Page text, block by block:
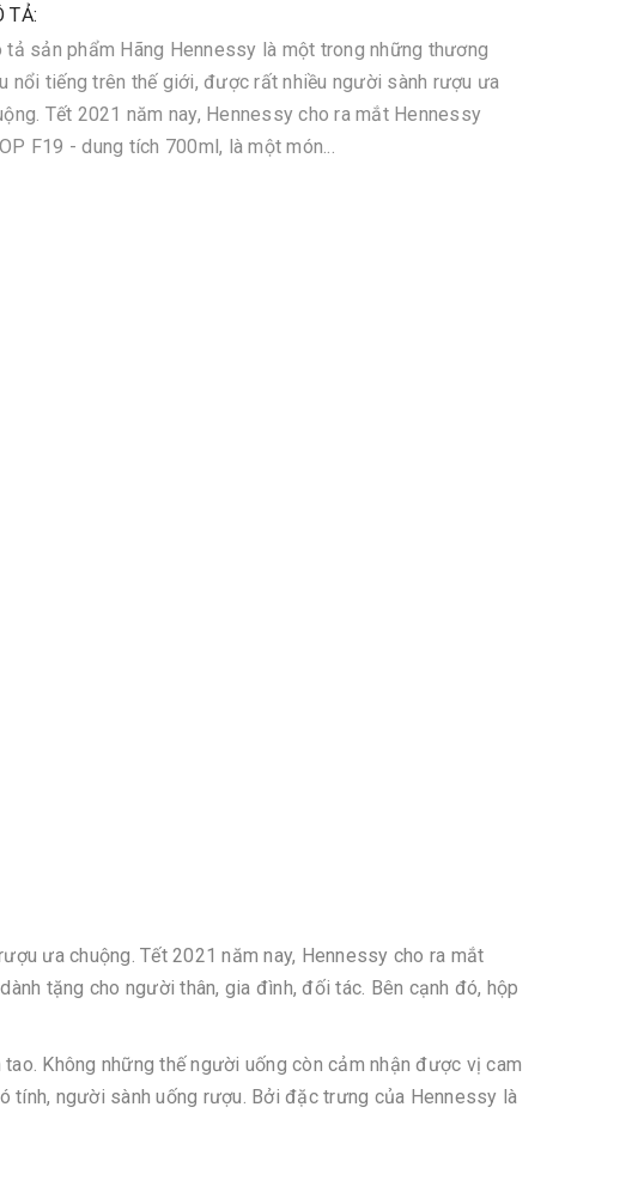
TẢ:
tả sản phẩm Hãng Hennessy là một trong những thương
nổi tiếng trên thế giới, được rất nhiều người sành rượu ưa
Tết 2021 năm nay, Hennessy cho ra mắt Hennessy
F19 - dung tích 700ml, là một món...
ưa chuộng. Tết 2021 năm nay, Hennessy cho ra mắt
tặng cho người thân, gia đình, đối tác. Bên cạnh đó, hộp
Không những thế người uống còn cảm nhận được vị cam
tính, người sành uống rượu. Bởi đặc trưng của Hennessy là